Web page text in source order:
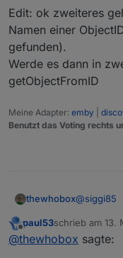
Baustein
dem "
darunter
Edit: ok zweiteres
Namen einer
gefunden).
Werde es dann in
getObjectFromID
Meine Adapter: emby
Benutzt das Voting rechts
thewhobox@siggi85
den
Edit: ok
Offline
paul53schrieb am 13.
zuletzt editiert
@thewhobox sagte: